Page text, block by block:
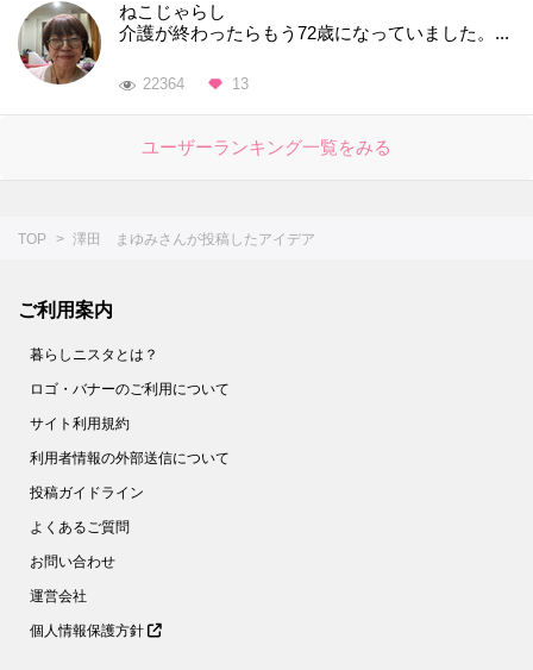
ねこじゃらし
介護が終わったらもう72歳になっていました。...
22364 13
ユーザーランキング一覧をみる
TOP 澤田 まゆみさんが投稿したアイデア
ご利用案内
暮らしニスタとは？
ロゴ・バナーのご利用について
サイト利用規約
利用者情報の外部送信について
投稿ガイドライン
よくあるご質問
お問い合わせ
運営会社
個人情報保護方針